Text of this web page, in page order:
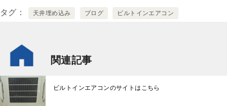
タグ 天井埋め込み ブログ ビルトインエアコン
関連記事
ビルトインエアコンのサイトはこちら